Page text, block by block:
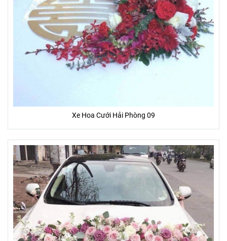
- Giao gấp trong vòng 2 giờ
- Cam kết 100% hoàn lại tiền nếu Bạn không hài lòng
- Cam kết hoa tươi trên 3 ngày
Xe Hoa Cưới Hải Phòng 09